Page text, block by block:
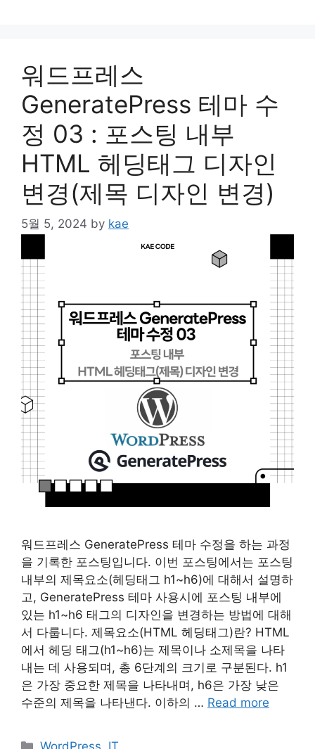
워드프레스
GeneratePress 테마 수
정 03 : 포스팅 내부
HTML 헤딩태그 디자인
변경(제목 디자인 변경)
5월 5, 2024 by kae
워드프레스 GeneratePress 테마 수정을 하는 과정
을 기록한 포스팅입니다. 이번 포스팅에서는 포스팅
내부의 제목요소(헤딩태그 h1~h6)에 대해서 설명하
고, GeneratePress 테마 사용시에 포스팅 내부에
있는 h1~h6 태그의 디자인을 변경하는 방법에 대해
서 다룹니다. 제목요소(HTML 헤딩태그)란? HTML
에서 헤딩 태그(h1~h6)는 제목이나 소제목을 나타
내는 데 사용되며, 총 6단계의 크기로 구분된다. h1
은 가장 중요한 제목을 나타내며, h6은 가장 낮은
수준의 제목을 나타낸다. 이하의 … Read more
Categories
WordPress, IT